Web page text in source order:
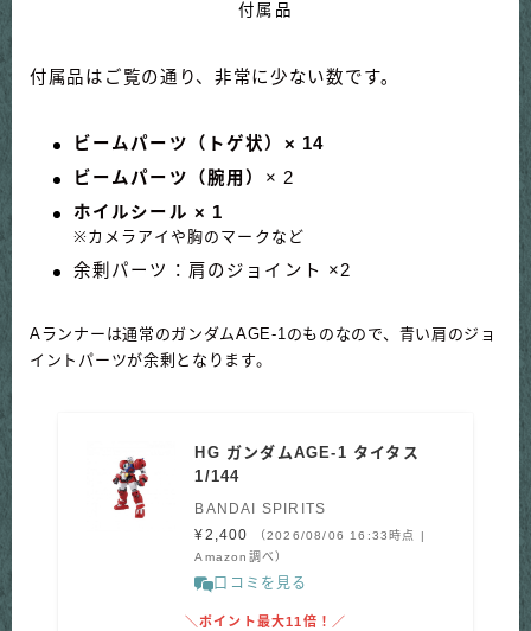
付属品
付属品はご覧の通り、非常に少ない数です。
ビームパーツ（トゲ状）× 14
ビームパーツ（腕用） × 2
ホイルシール × 1
※カメラアイや胸のマークなど
余剰パーツ：肩のジョイント ×2
Aランナーは通常のガンダムAGE-1のものなので、青い肩のジョ
イントパーツが余剰となります。
HG ガンダムAGE-1 タイタス
1/144
BANDAI SPIRITS
¥2,400
（2026/08/06 16:33時点 |
Amazon調べ）
口コミを見る
＼ポイント最大11倍！／